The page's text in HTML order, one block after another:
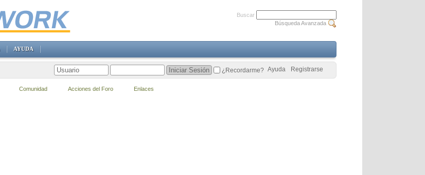
Buscar
Búsqueda Avanzada
AYUDA
Registrarse
Ayuda
¿Recordarme?
Comunidad Acciones del Foro Enlaces